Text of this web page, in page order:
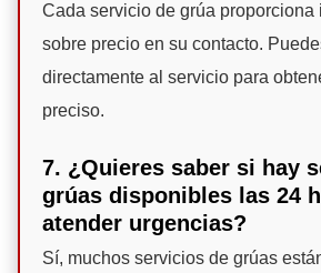
Cada servicio de grúa proporciona
sobre precio en su contacto.
directamente al servicio para
preciso.
7. ¿Quieres saber si hay
grúas disponibles las 24
atender urgencias?
Sí, muchos servicios de grúas